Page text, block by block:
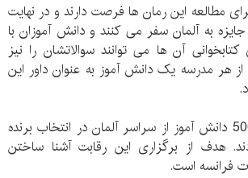
مطالعه این رمان ها فرصت دارند و در نهایت
جایزه به آلمان سفر می کنند و دانش آموزان با
آن ها می توانند سوالاتشان را نیز
هر مدرسه یک دانش آموز به عنوان داور این
امسال چهار هزار و 500 دانش آموز از سراسر آلمان در انتخاب برنده
هدف از برگزاری این رقابت آشنا ساختن
فرانسه است.